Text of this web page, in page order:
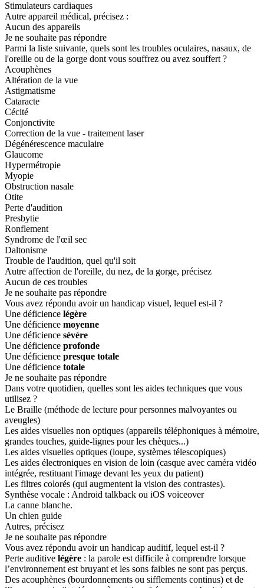
Stimulateurs cardiaques
Autre appareil médical, précisez :
Aucun des appareils
Je ne souhaite pas répondre
Parmi la liste suivante, quels sont les troubles oculaires, nasaux, de
l'oreille ou de la gorge dont vous souffrez ou avez souffert ?
Acouphènes
Altération de la vue
Astigmatisme
Cataracte
Cécité
Conjonctivite
Correction de la vue - traitement laser
Dégénérescence maculaire
Glaucome
Hypermétropie
Myopie
Obstruction nasale
Otite
Perte d'audition
Presbytie
Ronflement
Syndrome de l'œil sec
Daltonisme
Trouble de l'audition, quel qu'il soit
Autre affection de l'oreille, du nez, de la gorge, précisez
Aucun de ces troubles
Je ne souhaite pas répondre
Vous avez répondu avoir un handicap visuel, lequel est-il ?
Une déficience légère
Une déficience moyenne
Une déficience sévère
Une déficience profonde
Une déficience presque totale
Une déficience totale
Je ne souhaite pas répondre
Dans votre quotidien, quelles sont les aides techniques que vous
utilisez ?
Le Braille (méthode de lecture pour personnes malvoyantes ou
aveugles)
Les aides visuelles non optiques (appareils téléphoniques à mémoire,
grandes touches, guide-lignes pour les chèques...)
Les aides visuelles optiques (loupe, systèmes télescopiques)
Les aides électroniques en vision de loin (casque avec caméra vidéo
intégrée, restituant l'image devant les yeux du patient)
Les filtres colorés (qui augmentent la vision des contrastes).
Synthèse vocale : Android talkback ou iOS voiceover
La canne blanche.
Un chien guide
Autres, précisez
Je ne souhaite pas répondre
Vous avez répondu avoir un handicap auditif, lequel est-il ?
Perte auditive légère : la parole est difficile à comprendre lorsque
l’environnement est bruyant et les sons faibles ne sont pas perçus.
Des acouphènes (bourdonnements ou sifflements continus) et de